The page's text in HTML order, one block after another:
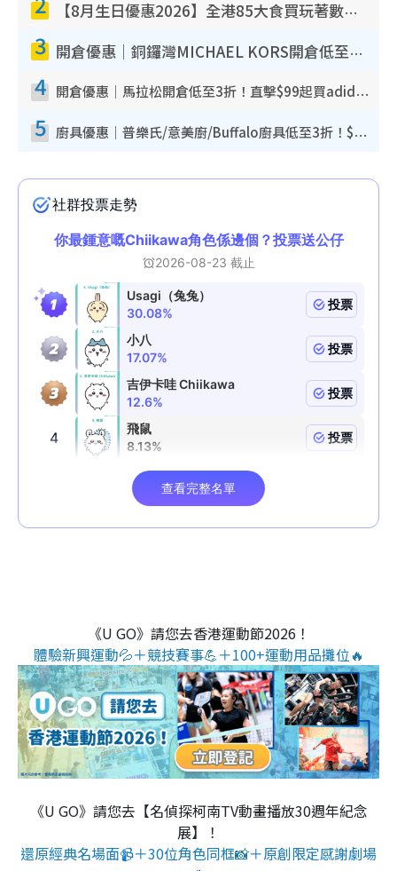
【8月生日優惠2026】全港85大食買玩著數攻略 自助餐/火鍋放題同行免費＋誠品/DONKI送現金券
3 開倉優惠｜銅鑼灣MICHAEL KORS開倉低至17折！直擊$500起買手袋/銀包/鞋款 必買經典Jet Set系列
4 開倉優惠｜馬拉松開倉低至3折！直擊$99起買adidas／New Balance／Puma鞋款 STANLEY保溫杯劈價至$119起
5 廚具優惠｜普樂氏/意美廚/Buffalo廚具低至3折！$89起買煎鍋／炒鑊／個人鍋 同場小家電激減至$99起
《U GO》請您去香港運動節2026！
體驗新興運動💦＋競技賽事💪＋100+運動用品攤位🔥
《U GO》請您去【名偵探柯南TV動畫播放30週年紀念
展】！
還原經典名場面📹＋30位角色同框📸＋原創限定感謝劇場